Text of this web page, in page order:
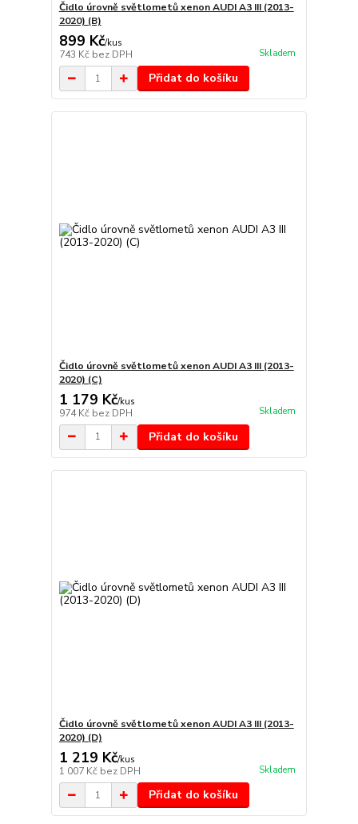
Čidlo úrovně světlometů xenon AUDI A3 III (2013-
2020) (B)
899 Kč/kus
743 Kč bez DPH Skladem
Přidat do košíku
Čidlo úrovně světlometů xenon AUDI A3 III (2013-
2020) (C)
1 179 Kč/kus
974 Kč bez DPH Skladem
Přidat do košíku
Čidlo úrovně světlometů xenon AUDI A3 III (2013-
2020) (D)
1 219 Kč/kus
1 007 Kč bez DPH Skladem
Přidat do košíku